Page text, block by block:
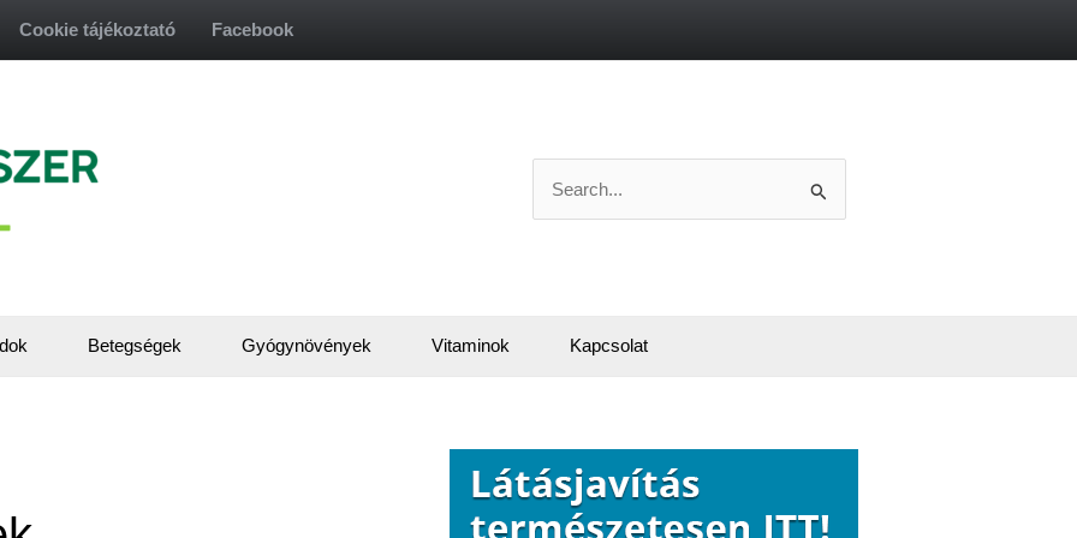
Cookie tájékoztató Facebook
for:
Betegségek Gyógynövények Vitaminok Kapcsolat